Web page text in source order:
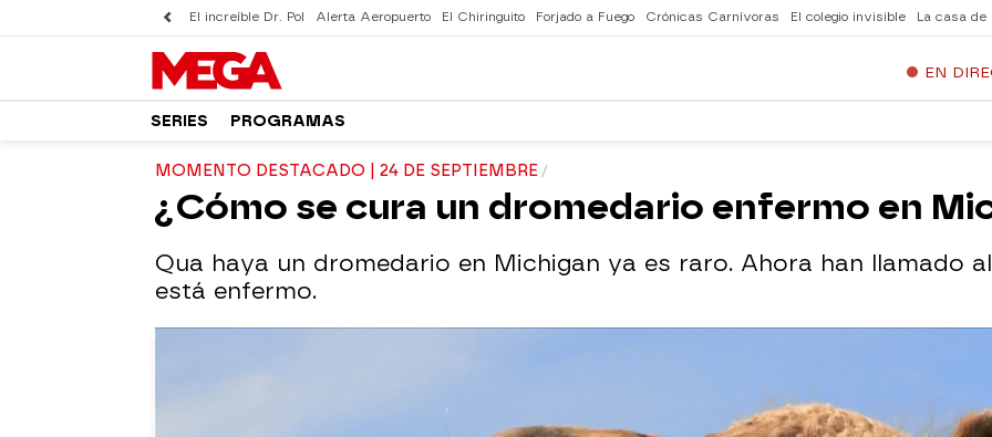
El increíble Dr. Pol Alerta Aeropuerto El Chiringuito Forjado a Fuego Crónicas Carnívoras El colegio invisible La casa de
EN
SERIES PROGRAMAS
MOMENTO DESTACADO | 24 DE SEPTIEMBRE
¿Cómo se cura un dromedario enfermo en
Qua haya un dromedario en Michigan ya es raro. Ahora han llamado
está enfermo.